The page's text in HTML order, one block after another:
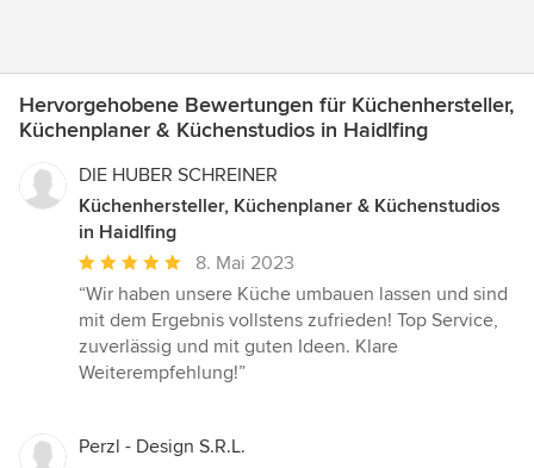
Hervorgehobene Bewertungen für Küchenhersteller,
Küchenplaner & Küchenstudios in Haidlfing
DIE HUBER SCHREINER
Küchenhersteller, Küchenplaner & Küchenstudios
in Haidlfing
Durchschnittliche
Bewertung:
5
von
5
8. Mai 2023
“Wir haben unsere Küche umbauen lassen und sind
mit dem Ergebnis vollstens zufrieden! Top Service,
zuverlässig und mit guten Ideen. Klare
Weiterempfehlung!”
Perzl - Design S.R.L.